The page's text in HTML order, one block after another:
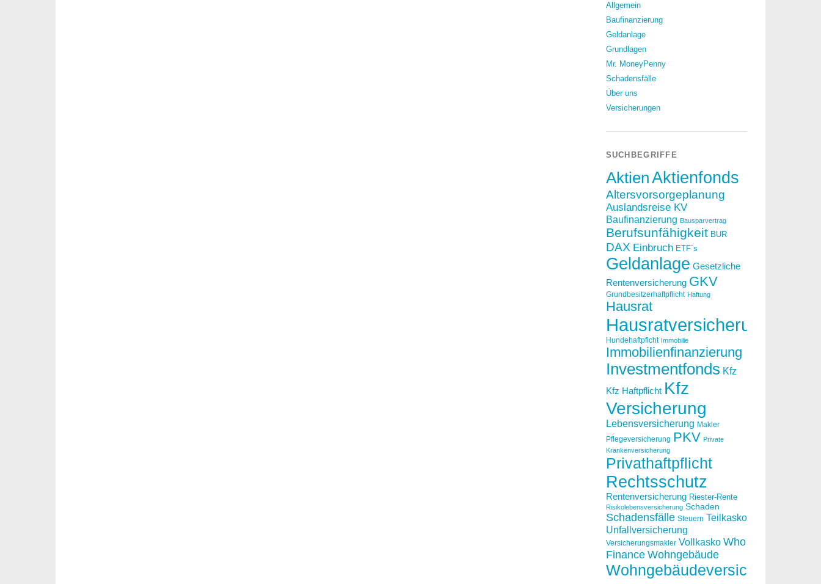
Allgemein
Baufinanzierung
Geldanlage
Grundlagen
Mr. MoneyPenny
Schadensfälle
Über uns
Versicherungen
SUCHBEGRIFFE
AktienAktienfonds
Altersvorsorgeplanung
Auslandsreise KV
Baufinanzierung Bausparvertrag
Berufsunfähigkeit BUR
DAX Einbruch ETF´s
Geldanlage Gesetzliche
Rentenversicherung GKV
Grundbesitzerhaftpflicht Haftung
Hausrat
Hausratversicherung
Hundehaftpficht Immobilie
Immobilienfinanzierung
Investmentfonds Kfz
Kfz Haftpflicht Kfz
Versicherung
Lebensversicherung Makler
Pflegeversicherung PKV Private
Krankenversicherung
Privathaftpflicht
Rechtsschutz
Rentenversicherung Riester-Rente
Risikolebensversicherung Schaden
Schadensfälle Steuern Teilkasko
Unfallversicherung
Versicherungsmakler Vollkasko Who
Finance Wohngebäude
Wohngebäudeversicherung